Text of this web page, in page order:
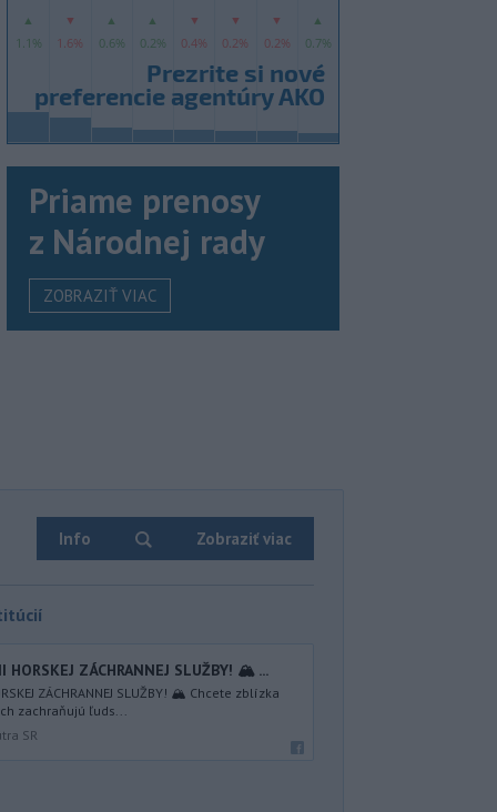
Priame prenosy
z Národnej rady
ZOBRAZIŤ VIAC
Info Zobraziť viac
HORSKEJ ZÁCHRANNEJ SLUŽBY! 🏔️ ...
ZÁCHRANNEJ SLUŽBY! 🏔️ Chcete zblízka
zachraňujú ľuds...
SR